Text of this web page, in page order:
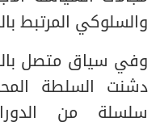
والسلوكي المرتبط
وفي سياق متصل
دشنت السلطة
سلسلة من